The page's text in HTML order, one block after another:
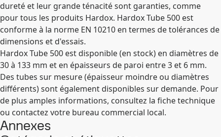
dureté et leur grande ténacité sont garanties, comme
pour tous les produits Hardox. Hardox Tube 500 est
conforme à la norme EN 10210 en termes de tolérances de
dimensions et d'essais.
Hardox Tube 500 est disponible (en stock) en diamètres de
30 à 133 mm et en épaisseurs de paroi entre 3 et 6 mm.
Des tubes sur mesure (épaisseur moindre ou diamètres
différents) sont également disponibles sur demande. Pour
de plus amples informations, consultez la fiche technique
ou contactez votre bureau commercial local.
Annexes